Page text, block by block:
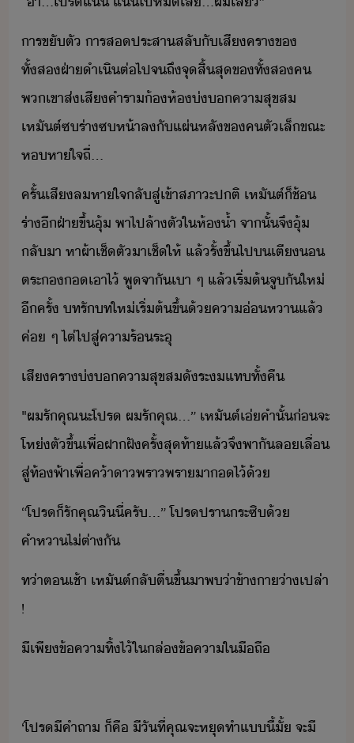
ารขั​ตั​ ​าร​ส​ประสา​สลั​ั​เสีครา​ข​
ทั้สฝ่า​ำเิต่ไป​จถึ​จุสิ้สุ​ข​ทั้ส​ค​ ​
พเขา​ส่เสี​คำรา​้​ห้​่​คาสุข​ส​ ​
เหัต์​ซ​ร่า​ซ​ห้า​ล​ั​แผ่​หลั​ข​ค​ตัเล็​ขณะ​
ห​หาใจ​ถี่​...
ครั้​เสี​ลหาใจ​ลั​สู่​เข้า​สภาะ​ปติ​ ​เหัต์​็​ช้​
ร่า​ี​ฝ่า​ขึ้​ุ้​ ​พา​ไป​ล้า​ตั​ใ​ห้้ำ​ ​จาั้​จึ​ุ้​
ลัา​ ​หา​ผ้าเช็ตั​า​เช็​ให้​ ​แล้​รั้​ขึ้ไป​​เตี​ ​
ตระ​​เาไ้​ ​พูจา​ั​เา​ ​ๆ​ ​แล้​เริ่ต้​จู​ั​ให่​
ีครั้​ ​ท​รั​ท​ให่​เริ่ต้​ขึ้​้​คา่หา​แล้​
ค่​ ​ๆ​ ​ไต่​ไป​สู่​คาร้​ระุ
เสีครา​่​คาสุข​ส​ัระ​แท​ทั้คื
"​ผ​รั​คุณ​ะ​โปร​ ​ผ​รั​คุณ​…​”​ ​เหัต์​เ่​คำ​ั้​่​จะ​
โห่​ตั​ขึ้​เพื่​ฝาฝั​ครั้สุท้า​แล้จึ​พาั​ล​เลื่​
สู่​ท้ฟ้า​เพื่​ค้า​าพรา​พรา​า​​ไ้​้
“​โปร​็​รั​คุณ​ิ​ี่​ครั​...​”​ ​โปรปรา​ระซิ​้​
คำหา​ไ่​ต่าั
ท่า​ตเช้า​ ​เหัต์​ลั​ตื่ขึ้​า​พ​่า​ข้า​า​่าเปล่า​
!
ี​เพี​ข้คา​ทิ้​ไ้​ใ​ล่​ข้คา​ใ​ืถื
‘​โปร​ีคำ​ถา​ ​็​คื​ ​ี​ัที่​คุณ​จะ​หุ​ทำ​แี้​ั้​ ​จะ​ี​